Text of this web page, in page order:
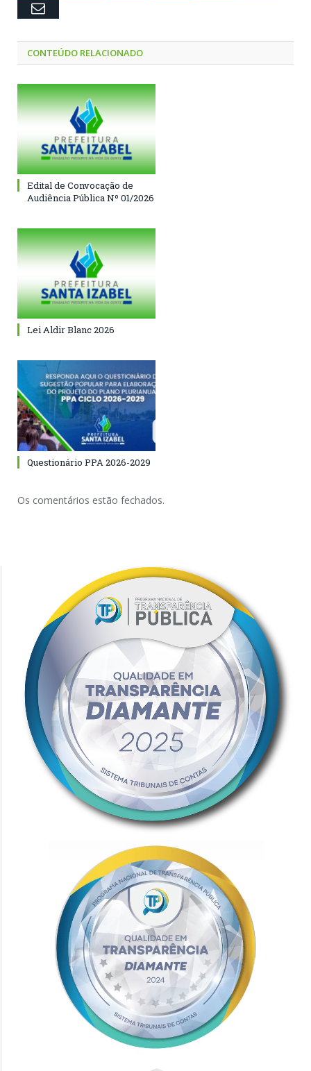
Email
CONTEÚDO RELACIONADO
Edital de Convocação de
Audiência Pública Nº 01/2026
Lei Aldir Blanc 2026
Questionário PPA 2026-2029
Os comentários estão fechados.